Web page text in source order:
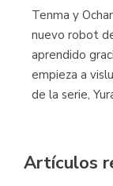
Tenma y
nuevo robot
aprendido
empieza a
de la serie,
Artículos